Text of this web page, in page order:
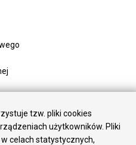
tzw. pliki cookies
użytkowników. Pliki
celach statystycznych,